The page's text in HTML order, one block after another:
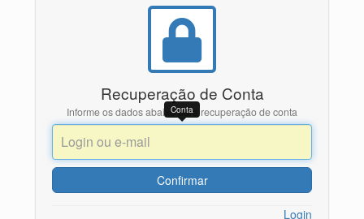
Recuperação de Conta
Informe os dados abaixo para recuperação de conta
Conta
Conta
Login